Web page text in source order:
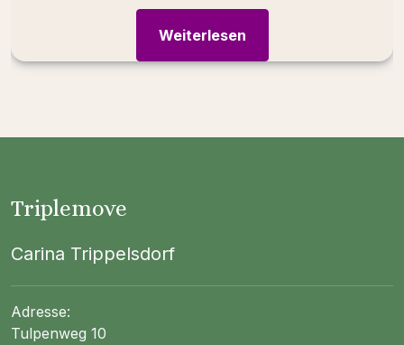
Weiterlesen
Triplemove
Carina Trippelsdorf
Adresse:
Tulpenweg 10